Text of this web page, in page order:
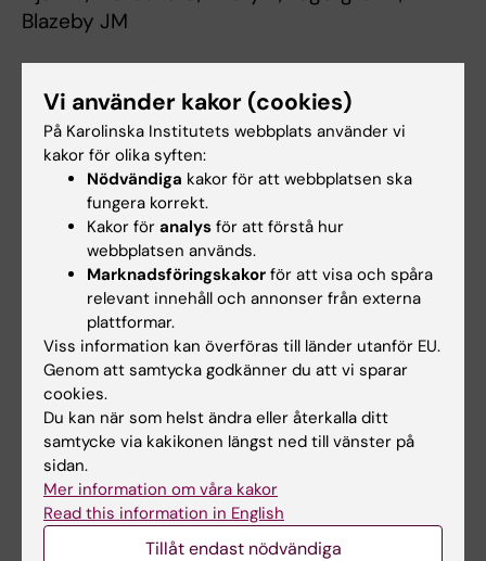
Blazeby JM
related quality of life scores during curative
treatment for esophago-gastric cancer
Journal of Clinical Oncology, Epub ahead of
print 1 March 2010
Länk till en engelsk sammanfattning i
PubMed
Pressbild
För ytterligare frågor, kontakta:
Med dr, forskarassistent Pernilla
Lagergren
Övre gastrointestinal forskning, Institutionen för
molekylär medicin och kirurgi
Vi använder kakor (cookies)
På Karolinska Institutets webbplats använder vi
kakor för olika syften:
Nödvändiga kakor för att webbplatsen ska
fungera korrekt.
Kakor för analys för att förstå hur
webbplatsen används.
Marknadsföringskakor för att visa och spåra
relevant innehåll och annonser från externa
plattformar.
Viss information kan överföras till länder utanför EU.
Genom att samtycka godkänner du att vi sparar
cookies.
Du kan när som helst ändra eller återkalla ditt
samtycke via kakikonen längst ned till vänster på
sidan.
Mer information om våra kakor
Read this information in English
Tillåt endast nödvändiga